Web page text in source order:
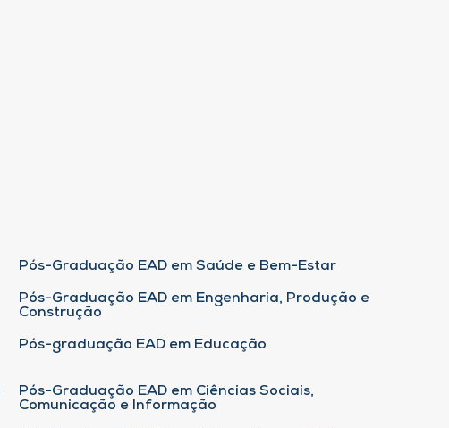
Pós-Graduação EAD em Saúde e Bem-Estar
Pós-Graduação EAD em Engenharia, Produção e
Construção
Pós-graduação EAD em Educação
Pós-Graduação EAD em Ciências Sociais,
Comunicação e Informação